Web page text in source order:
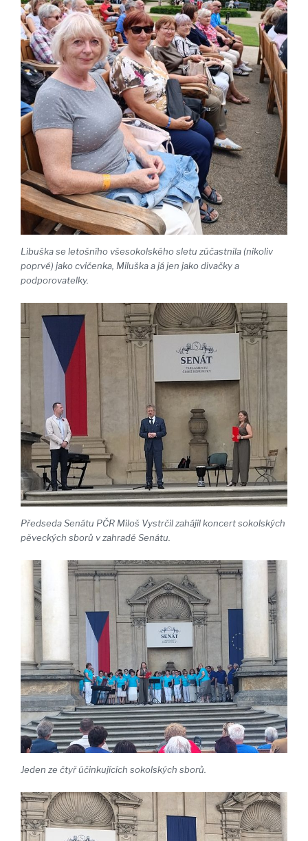
Libuška se letošního všesokolského sletu zúčastnila (nikoliv
poprvé) jako cvičenka, Miluška a já jen jako divačky a
podporovatelky.
Předseda Senátu PČR Miloš Vystrčil zahájil koncert sokolských
pěveckých sborů v zahradě Senátu.
Jeden ze čtyř účinkujících sokolských sborů.